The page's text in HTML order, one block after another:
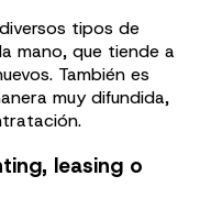
tipos de
mano, que tiende a
También es
muy difundida,
leasing o